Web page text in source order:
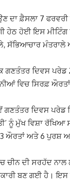
ਦਾ ਫ਼ੈਸਲਾ 7
ਹੇਠ ਹੋਈ ਇਸ ਮੀਟਿੰਗ
ਸੱਭਿਆਚਾਰ
ਦਿਵਸ ਪਰੇਡ
ਵਿਚ ਸਿਰਫ਼
ਦਿਵਸ ਪਰੇਡ
ਨੂੰ ਮੁੱਖ ਵਿਸ਼ਾ ਰੱਖਿਆ
ਅਤੇ 6 ਪੁਰਸ਼
ਚੀਨ ਦੀ ਸਰਹੱਦ
ਬਣ ਗਈ ਹੈ।